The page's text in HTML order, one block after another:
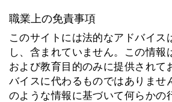
職業上の免責事項
このサイトには法的なアドバイス
し、含まれていません。この情報
および教育目的のみに提供されて
バイスに代わるものではありませ
のような情報に基づいて何らかの